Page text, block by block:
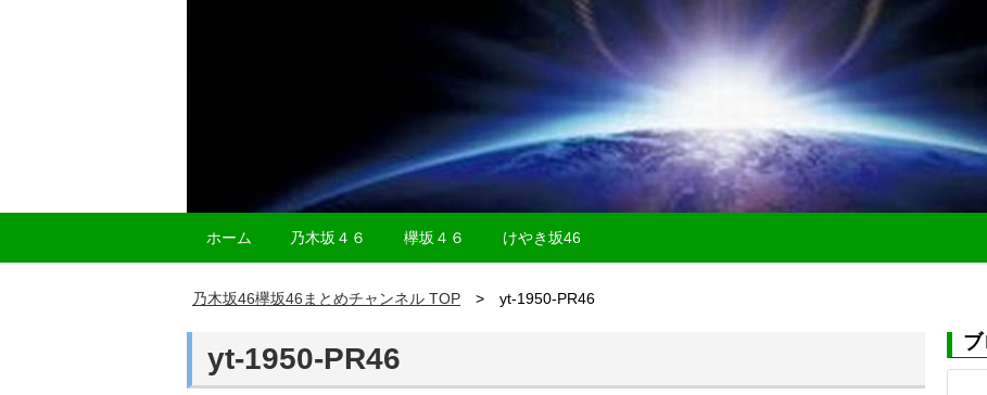
ホーム 乃木坂４６ 欅坂４６ けやき坂46
乃木坂46欅坂46まとめチャンネル TOP yt-1950-PR46
yt-1950-PR46